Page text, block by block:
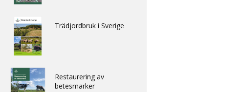
Trädjordbruk i Sverige
Restaurering av
betesmarker